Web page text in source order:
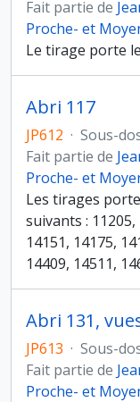
Fait partie de
Proche- et
Le tirage porte
Abri 117
JP612 · Sous-
Fait partie de
Proche- et
Les tirages
suivants : 11205,
14151, 14175,
14409, 14511,
Abri 131,
JP613 · Sous-
Fait partie de
Proche- et